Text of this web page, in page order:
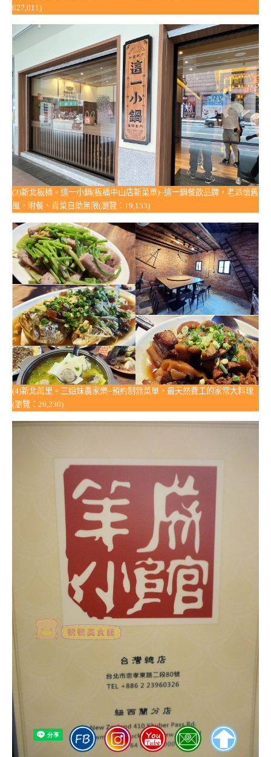
627,011)
(3)新北板橋。這一小鍋(板橋中山店新菜單)~這一鍋餐飲品牌，老派懷舊
風，附餐、青菜自助無限(瀏覽：19,153)
(4)新北萬里。三姐妹農家樂~預約制無菜單，最天然費工的家常大料理
(瀏覽：26,230)